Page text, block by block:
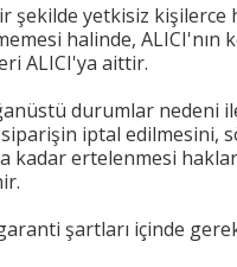
yetkisiz kişilerce
halinde, ALICI'nın
ALICI'ya aittir.
durumlar nedeni
iptal edilmesini,
kadar ertelenmesi
şartları içinde